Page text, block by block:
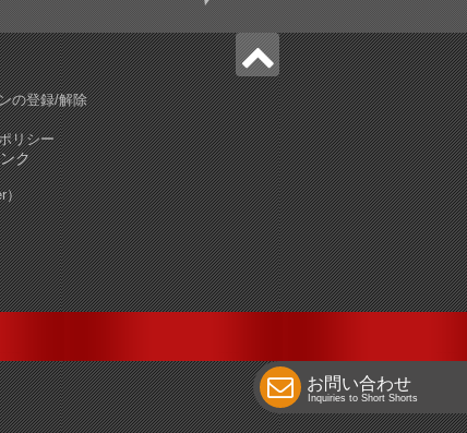
お問い合わせ
Inquiries to Short Shorts
の登録/解除
リシー
ク
）